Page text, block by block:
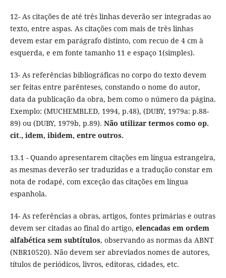
12- As citações de até três linhas deverão ser integradas ao
texto, entre aspas. As citações com mais de três linhas
devem estar em parágrafo distinto, com recuo de 4 cm à
esquerda, e em fonte tamanho 11 e espaço 1(simples).
13- As referências bibliográficas no corpo do texto devem
ser feitas entre parênteses, constando o nome do autor,
data da publicação da obra, bem como o número da página.
Exemplo: (MUCHEMBLED, 1994, p.48), (DUBY, 1979a: p.88-
89) ou (DUBY, 1979b, p.89). Não utilizar termos como op.
cit., idem, ibidem, entre outros.
13.1 - Quando apresentarem citações em língua estrangeira,
as mesmas deverão ser traduzidas e a tradução constar em
nota de rodapé, com exceção das citações em língua
espanhola.
14- As referências a obras, artigos, fontes primárias e outras
devem ser citadas ao final do artigo, elencadas em ordem
alfabética sem subtítulos, observando as normas da ABNT
(NBR10520). Não devem ser abreviados nomes de autores,
títulos de periódicos, livros, editoras, cidades, etc.